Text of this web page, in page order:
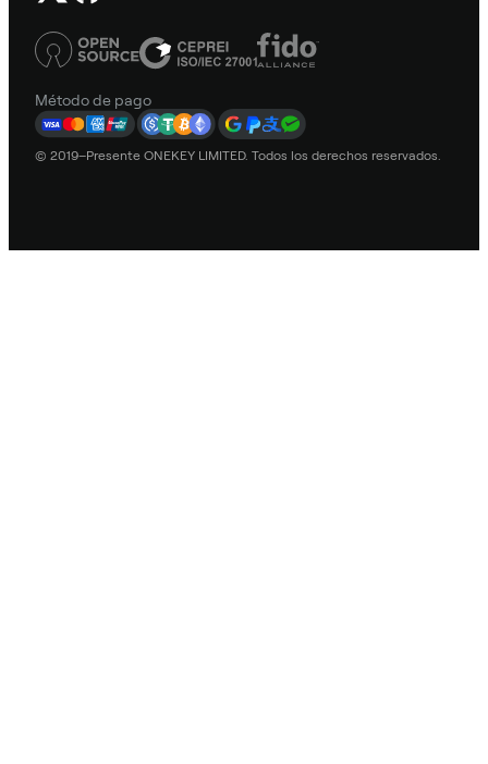
Método de pago
© 2019–Presente ONEKEY LIMITED. Todos los derechos reservados.